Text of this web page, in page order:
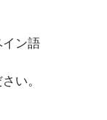
ン語
い。